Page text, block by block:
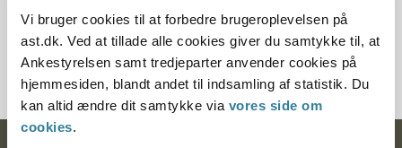
Vi bruger cookies til at forbedre brugeroplevelsen på
ast.dk. Ved at tillade alle cookies giver du samtykke til, at
Ankestyrelsen samt tredjeparter anvender cookies på
hjemmesiden, blandt andet til indsamling af statistik. Du
kan altid ændre dit samtykke via vores side om
cookies.
Journalnummer
350519-00